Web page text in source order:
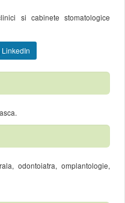
si cabinete stomatologice
LinkedIn
odontoiatra, omplantologie,